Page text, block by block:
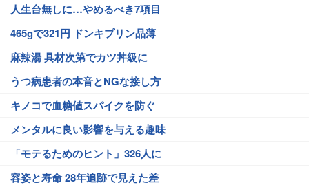
人生台無しに…やめるべき7項目
465gで321円 ドンキプリン品薄
麻辣湯 具材次第でカツ丼級に
うつ病患者の本音とNGな接し方
キノコで血糖値スパイクを防ぐ
メンタルに良い影響を与える趣味
「モテるためのヒント」326人に
容姿と寿命 28年追跡で見えた差